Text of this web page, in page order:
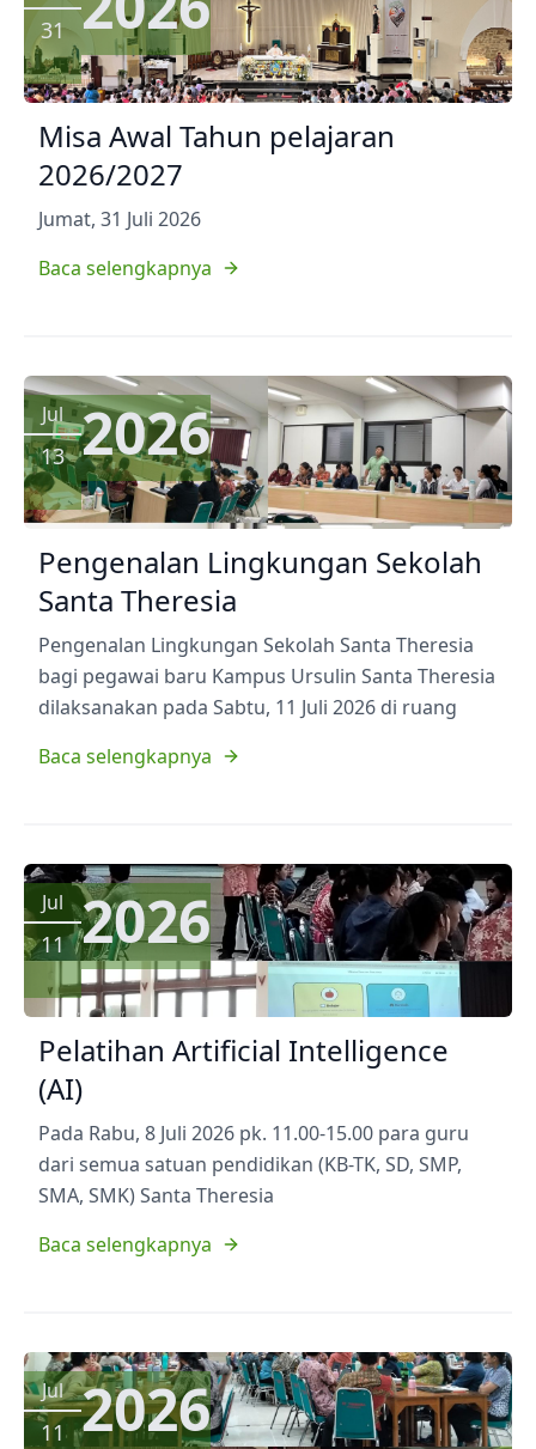
31
Misa Awal Tahun pelajaran
2026/2027
Jumat, 31 Juli 2026
Baca selengkapnya
Jul
13 2026
Pengenalan Lingkungan Sekolah
Santa Theresia
Pengenalan Lingkungan Sekolah Santa Theresia
bagi pegawai baru Kampus Ursulin Santa Theresia
dilaksanakan pada Sabtu, 11 Juli 2026 di ruang
Baca selengkapnya
Jul
11 2026
Pelatihan Artificial Intelligence
(AI)
Pada Rabu, 8 Juli 2026 pk. 11.00-15.00 para guru
dari semua satuan pendidikan (KB-TK, SD, SMP,
SMA, SMK) Santa Theresia
Baca selengkapnya
Jul
11 2026